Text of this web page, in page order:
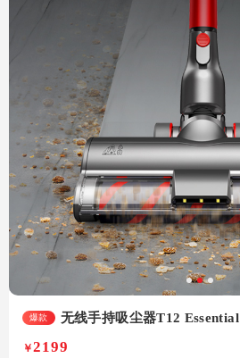
爆款 无线手持吸尘器T12 Essential
￥2199